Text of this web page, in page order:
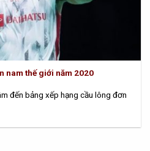
nam thế giới năm 2020
đến bảng xếp hạng cầu lông đơn